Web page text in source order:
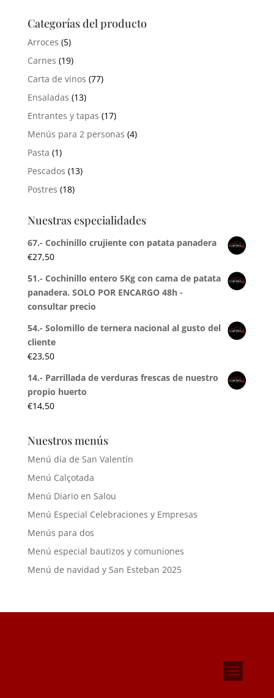
Categorías del producto
Arroces (5)
Carnes (19)
Carta de vinos (77)
Ensaladas (13)
Entrantes y tapas (17)
Menús para 2 personas (4)
Pasta (1)
Pescados (13)
Postres (18)
Nuestras especialidades
67.- Cochinillo crujiente con patata panadera
€27,50
51.- Cochinillo entero 5Kg con cama de patata
panadera. SOLO POR ENCARGO 48h -
consultar precio
54.- Solomillo de ternera nacional al gusto del
cliente
€23,50
14.- Parrillada de verduras frescas de nuestro
propio huerto
€14,50
Nuestros menús
Menú día de San Valentín
Menú Calçotada
Menú Diario en Salou
Menú Especial Celebraciones y Empresas
Menús para dos
Menú especial bautizos y comuniones
Menú de navidad y San Esteban 2025